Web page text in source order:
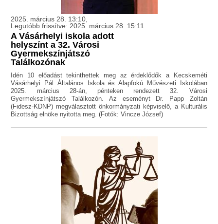
2025. március 28. 13:10,
Legutóbb frissítve: 2025. március 28. 15:11
A Vásárhelyi iskola adott
helyszínt a 32. Városi
Gyermekszínjátszó
Találkozónak
Idén 10 előadást tekinthettek meg az érdeklődők a Kecskeméti
Vásárhelyi Pál Általános Iskola és Alapfokú Művészeti Iskolában
2025. március 28-án, pénteken rendezett 32. Városi
Gyermekszínjátszó Találkozón. Az eseményt Dr. Papp Zoltán
(Fidesz-KDNP) megválasztott önkormányzati képviselő, a Kulturális
Bizottság elnöke nyitotta meg. (Fotók: Vincze József)